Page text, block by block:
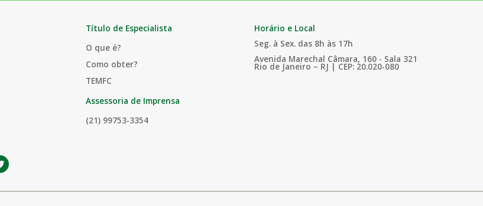
Título de Especialista
O que é?
Como obter?
TEMFC
Assessoria de Imprensa
(21) 99753-3354
Horário e Local
Seg. à Sex. das 8h às 17h
Avenida Marechal Câmara, 160 - Sala 321
Rio de Janeiro – RJ | CEP: 20.020-080